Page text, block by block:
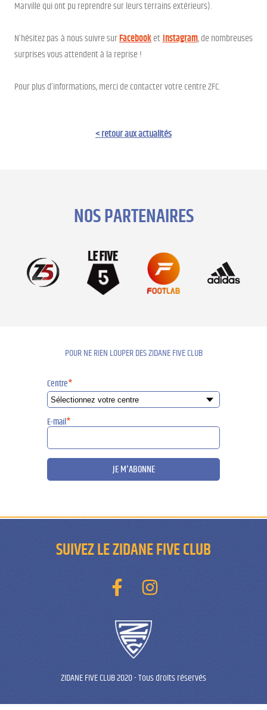
Marville qui ont pu reprendre sur leurs terrains extérieurs).
N’hésitez pas à nous suivre sur Facebook et Instagram, de nombreuses
surprises vous attendent à la reprise !
Pour plus d’informations, merci de contacter votre centre ZFC.
< retour aux actualités
NOS PARTENAIRES
POUR NE RIEN LOUPER DES ZIDANE FIVE CLUB
Centre*
E-mail *
JE M'ABONNE
ZIDANE FIVE CLUB 2020- Tous droits réservés
SUIVEZ LE ZIDANE FIVE CLUB